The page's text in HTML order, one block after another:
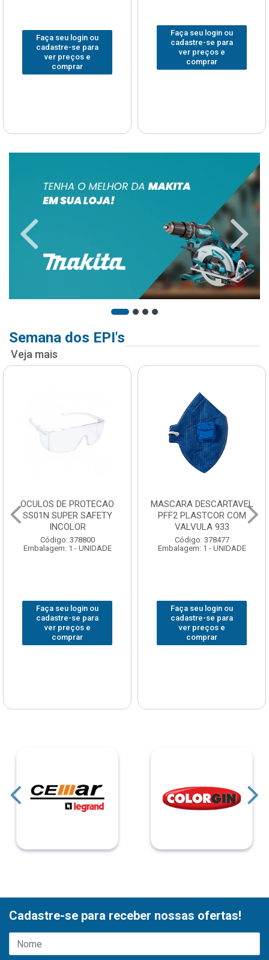
Faça seu login ou
cadastre-se para
ver preços e
comprar
Faça seu login ou
cadastre-se para
ver preços e
comprar
Semana dos EPI's
Veja mais
OCULOS DE PROTECAO
SS01N SUPER SAFETY
INCOLOR
Código: 378800
Embalagem: 1 - UNIDADE
Faça seu login ou
cadastre-se para
ver preços e
comprar
MASCARA DESCARTAVEL
PFF2 PLASTCOR COM
VALVULA 933
Código: 378477
Embalagem: 1 - UNIDADE
Faça seu login ou
cadastre-se para
ver preços e
comprar
Cadastre-se para receber nossas ofertas!